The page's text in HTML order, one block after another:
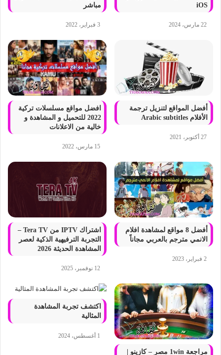
iOS
22 مارس، 2024
مباشر
3 فبراير، 2022
أفضل المواقع لتنزيل ترجمة
الأفلام Arabic subtitles
27 أكتوبر، 2021
افضل مواقع مسلسلات تركية
2022 للتحميل و المشاهدة و
خالية من الاعلانات
15 مارس، 2022
أفضل 8 مواقع لمشاهدة افلام
الانمي مترجم بالعربي مجاناً
2 فبراير، 2023
اشتراك IPTV من Tera TV –
التجربة الترفيهية الذكية لعصر
المشاهدة الحديثة 2026
12 نوفمبر، 2025
مراجعة 1win مصر – كازينو |
اكتشف تجربة المشاهدة
المثالية
1 أغسطس، 2024